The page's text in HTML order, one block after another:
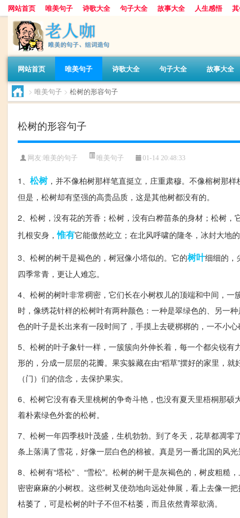
网站首页 唯美句子 诗歌大全 句子大全 故事大全 人生感悟
网站首页 唯美句子 诗歌大全 句子大全 故事大全
> 唯美句子 > 松树的形容句子
松树的形容句子
网友:唯美的句子 唯美句子 01-14 20:48:33
1、 松树，并不像柏树那样笔直挺立，庄重肃穆。不像榕树那
但是，松树却有坚强的高贵品质，这是其他树都没有的。
2、松树，没有花的芳香；松树，没有白桦苗条的身材；松树
扎根安身，惟有它能傲然屹立；在北风呼啸的隆冬，冰封大地
3、松树的树干是褐色的，树冠像小塔似的。它的树叶细细的，
四季常青，更让人难忘。
4、松树的树叶非常稠密，它们长在小树杈儿的顶端和中间，
时，像绣花针样的松树叶有两种颜色：一种是翠绿色的、另一
色的叶子是长出来有一段时间了，手摸上去硬梆梆的，一不小
5、松树的叶子象针一样，一簇簇向外伸长着，每一个都尖锐
形的，分成一层层的花瓣。果实躲藏在由“稻草”摆好的家里，
（门）们的信念，去保护果实。
6、松树它没有春天里桃树的争奇斗艳，也没有夏天里梧桐那
着朴素绿色外套的松树。
7、松树一年四季枝叶茂盛，生机勃勃。到了冬天，花草都凋
条上落满了雪花，好像一层白色的棉被。真是另一番北国的风光
8、松树有“塔松” 、“雪松”。松树的树干是灰褐色的，树皮粗
密密麻麻的小树杈。这些树叉使劲地向远处伸展，看上去像一
枯萎了，可是松树的叶子不但不枯萎，而且依然青翠欲滴。